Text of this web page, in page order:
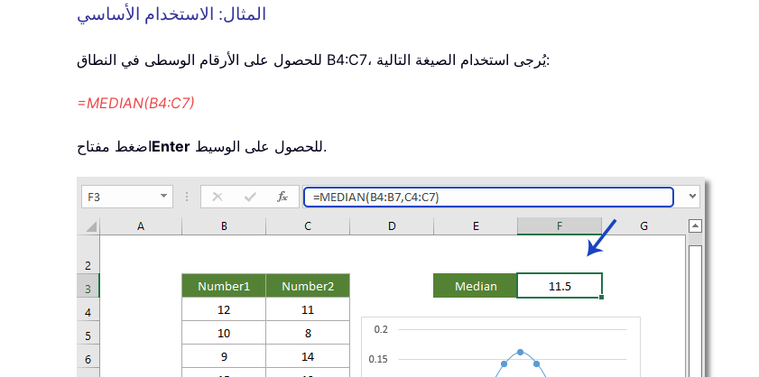
المثال: الاستخدام الأساسي
للحصول على الأرقام الوسطى في النطاق B4:C7، يُرجى استخدام الصيغة التالية:
=MEDIAN(B4:C7)
اضغط مفتاحEnter للحصول على الوسيط.